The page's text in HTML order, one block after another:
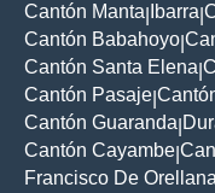
Cantón Manta
Ibarra
Cantón Babahoyo
Cantón Santa Elena
Cantón Pasaje
Cantón Guaranda
Cantón Cayambe
Francisco De